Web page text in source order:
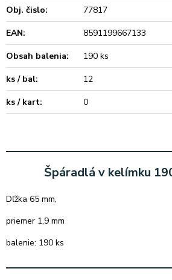
Obj. čislo:
77817
EAN:
8591199667133
Obsah balenia:
190 ks
ks / bal:
12
ks / kart:
0
Špáradlá v kelímku
Dľžka 65 mm,
priemer 1,9 mm
balenie: 190 ks